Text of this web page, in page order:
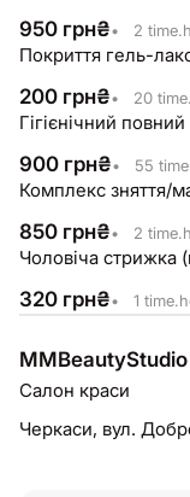
950 грн₴• 2
Покриття гель-
200 грн₴• 20
Гігієнічний
900 грн₴• 55
850 грн₴• 2
Чоловіча стрижка
320 грн₴• 1
MMBeautyStudio
Салон краси
Черкаси, вул.